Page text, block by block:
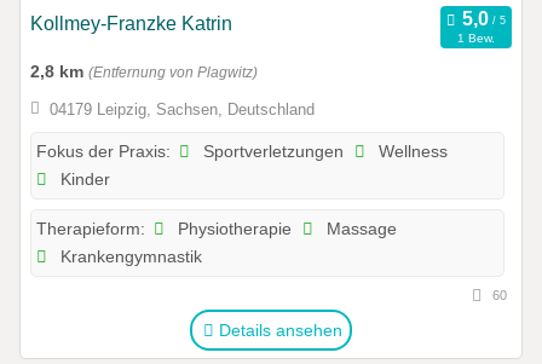
Kollmey-Franzke Katrin
1 Bew.
2,8 km (Entfernung von Plagwitz)
04179 Leipzig, Sachsen, Deutschland
Fokus der Praxis: Sportverletzungen
Wellness
Kinder
Therapieform: Physiotherapie
Massage
Krankengymnastik
60
Details ansehen